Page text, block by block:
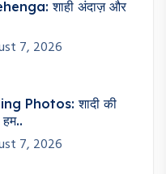
शाही अंदाज़ और
7, 2026
Photos: शादी की
हम..
7, 2026